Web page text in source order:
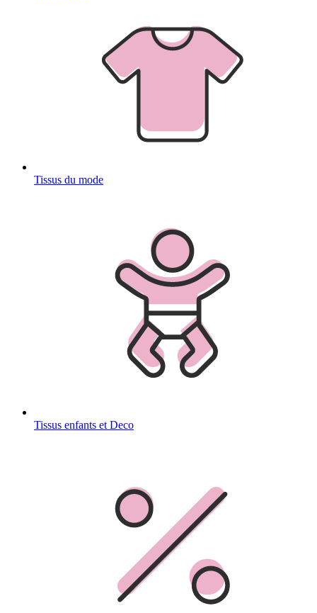
Tissus du mode
Tissus enfants et Deco